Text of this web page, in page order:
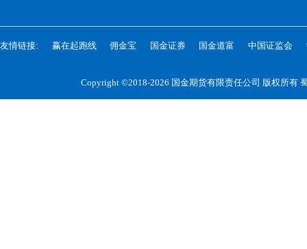
友情链接: 赢在起跑线 佣金宝 国金证券 国金道富 中国证监会
Copyright ©2018-2026 国金期货有限责任公司 版权所有